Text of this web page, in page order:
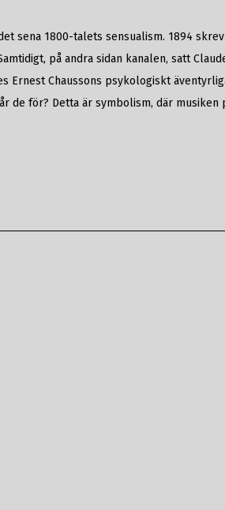
sena 1800-talets sensualism. 1894 skrev
på andra sidan kanalen, satt
Ernest Chaussons psykologiskt
de för? Detta är symbolism, där musiken